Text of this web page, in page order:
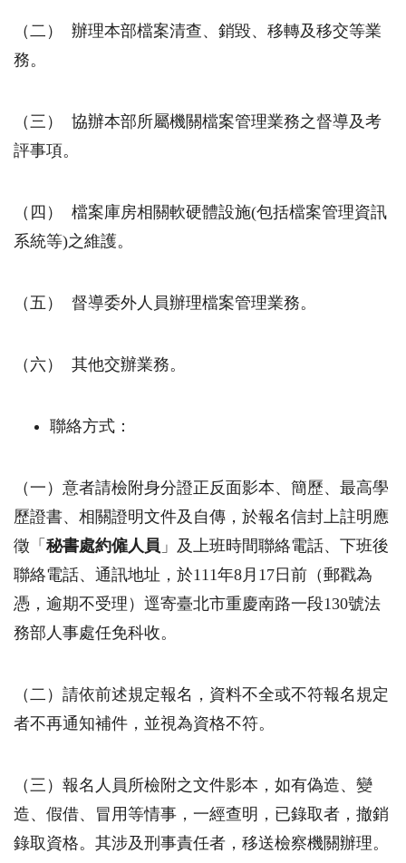
（二）
辦理本部檔案清查、銷毀、移轉及移交等業
務。
（三）
協辦本部所屬機關檔案管理業務之督導及考
評事項。
（四） 檔案庫房相關軟硬體設施(包括檔案管理資訊
系統等)之維護。
（五） 督導委外人員辦理檔案管理業務。
（六） 其他交辦業務。
聯絡方式：
（一）意者請檢附身分證正反面影本、簡歷、最高學
歷證書、相關證明文件及自傳，於報名信封上註明應
徵「 秘書處約僱人員 」及上班時間聯絡電話、下班後
聯絡電話、通訊地址，於111年8 月 17日前（郵戳為
憑，逾期不受理）逕寄臺北市重慶南路一段130號法
務部人事處任免科收。
（二）請依前述規定報名，資料不全或不符報名規定
者不再通知補件，並視為資格不符。
（三）報名人員所檢附之文件影本，如有偽造、變
造、假借、冒用等情事，一經查明，已錄取者，撤銷
錄取資格。其涉及刑事責任者，移送檢察機關辦理。